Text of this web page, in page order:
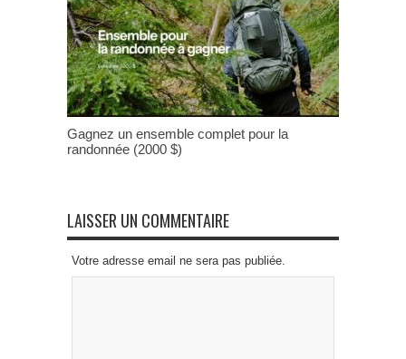
Gagnez un ensemble complet pour la
randonnée (2000 $)
LAISSER UN COMMENTAIRE
Votre adresse email ne sera pas publiée.